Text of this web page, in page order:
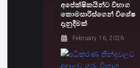
අපේක්ෂිකයින්ට විභාග
කොමසාරිස්ගෙන් විශේෂ
දැනුදීමක්
February 16, 2026